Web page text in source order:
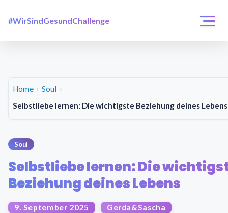
#WirSindGesundChallenge
Login / Registrierung
Über uns
Home
Soul
Selbstliebe lernen: Die wichtigste Beziehung deines Lebens
Soul
Selbstliebe lernen: Die
Beziehung deines Lebens
9. September 2025 Gerda&Sascha